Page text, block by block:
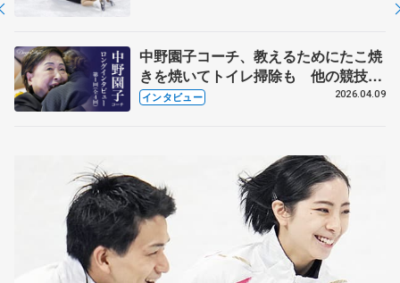
中野園子コーチ、教えるためにたこ焼
きを焼いてトイレ掃除も 他の競技に
も通用するという坂本花織の筋肉
インタビュー 2026.04.09